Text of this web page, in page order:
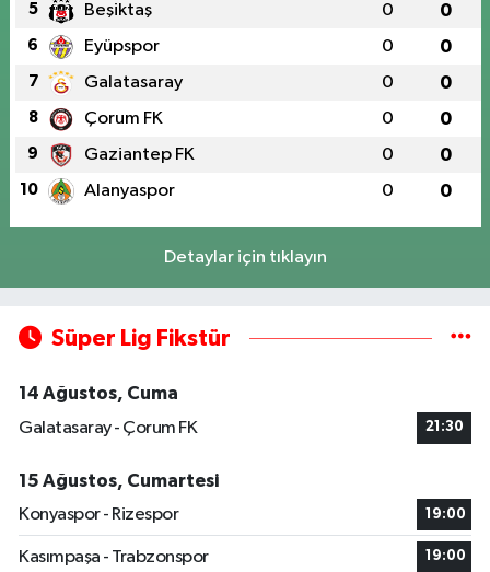
5 Beşiktaş 0 0
6 Eyüpspor 0 0
7 Galatasaray 0 0
8 Çorum FK 0 0
9 Gaziantep FK 0 0
10 Alanyaspor 0 0
Detaylar için tıklayın
Süper Lig Fikstür
14 Ağustos, Cuma
Galatasaray - Çorum FK
21:30
15 Ağustos, Cumartesi
Konyaspor - Rizespor
19:00
Kasımpaşa - Trabzonspor 19:00